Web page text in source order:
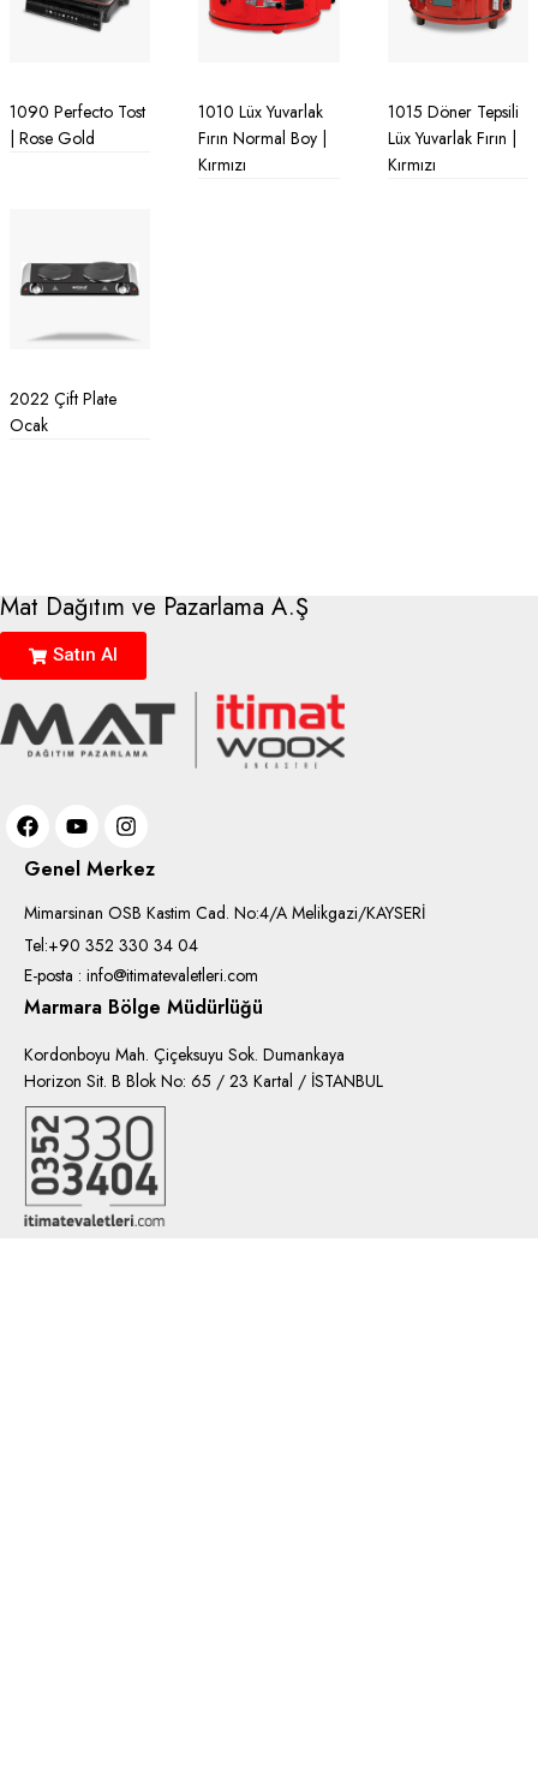
1090 Perfecto Tost
| Rose Gold
1010 Lüx Yuvarlak
Fırın Normal Boy |
Kırmızı
1015 Döner Tepsili
Lüx Yuvarlak Fırın |
Kırmızı
2022 Çift Plate
Ocak
Mat Dağıtım ve Pazarlama A.Ş
Satın Al
Genel Merkez
Mimarsinan OSB Kastim Cad. No:4/A Melikgazi/KAYSERİ
Tel:+90 352 330 34 04
E-posta : info@itimatevaletleri.com
Marmara Bölge Müdürlüğü
Kordonboyu Mah. Çiçeksuyu Sok. Dumankaya
Horizon Sit. B Blok No: 65 / 23 Kartal / İSTANBUL